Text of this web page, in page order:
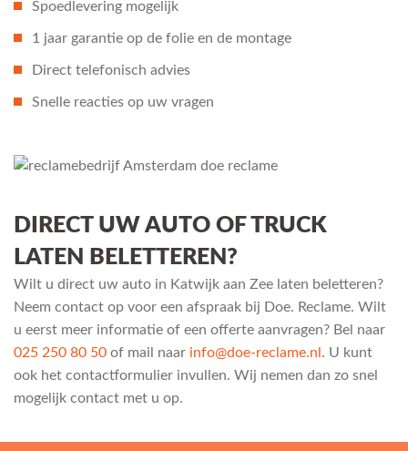
Spoedlevering mogelijk
1 jaar garantie op de folie en de montage
Direct telefonisch advies
Snelle reacties op uw vragen
DIRECT UW AUTO OF TRUCK
LATEN BELETTEREN?
Wilt u direct uw auto in Katwijk aan Zee laten beletteren?
Neem contact op voor een afspraak bij Doe. Reclame. Wilt
u eerst meer informatie of een offerte aanvragen? Bel naar
025 250 80 50 of mail naar info@doe-reclame.nl . U kunt
ook het contactformulier invullen. Wij nemen dan zo snel
mogelijk contact met u op.